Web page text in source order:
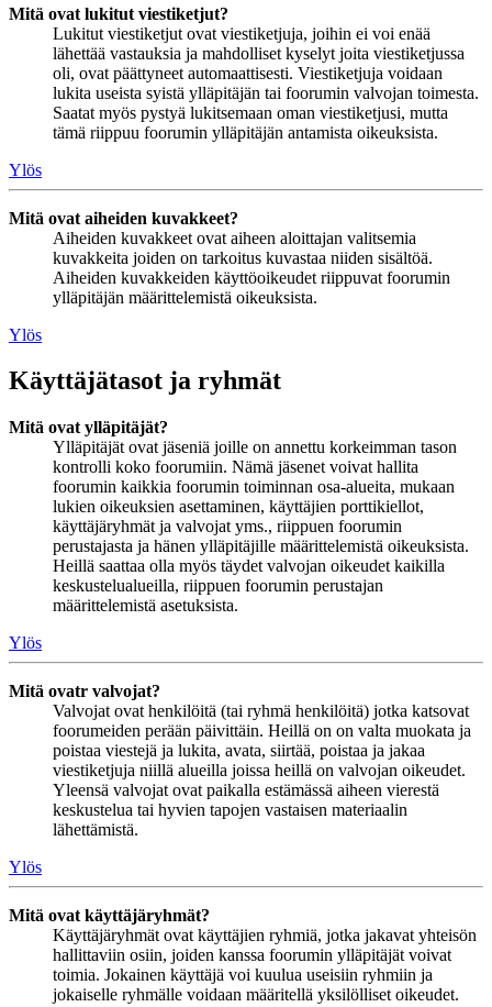
Mitä ovat lukitut viestiketjut?
Lukitut viestiketjut ovat viestiketjuja, joihin ei voi enää
lähettää vastauksia ja mahdolliset kyselyt joita viestiketjussa
oli, ovat päättyneet automaattisesti. Viestiketjuja voidaan
lukita useista syistä ylläpitäjän tai foorumin valvojan toimesta.
Saatat myös pystyä lukitsemaan oman viestiketjusi, mutta
tämä riippuu foorumin ylläpitäjän antamista oikeuksista.
Ylös
Mitä ovat aiheiden kuvakkeet?
Aiheiden kuvakkeet ovat aiheen aloittajan valitsemia
kuvakkeita joiden on tarkoitus kuvastaa niiden sisältöä.
Aiheiden kuvakkeiden käyttöoikeudet riippuvat foorumin
ylläpitäjän määrittelemistä oikeuksista.
Ylös
Käyttäjätasot ja ryhmät
Mitä ovat ylläpitäjät?
Ylläpitäjät ovat jäseniä joille on annettu korkeimman tason
kontrolli koko foorumiin. Nämä jäsenet voivat hallita
foorumin kaikkia foorumin toiminnan osa-alueita, mukaan
lukien oikeuksien asettaminen, käyttäjien porttikiellot,
käyttäjäryhmät ja valvojat yms., riippuen foorumin
perustajasta ja hänen ylläpitäjille määrittelemistä oikeuksista.
Heillä saattaa olla myös täydet valvojan oikeudet kaikilla
keskustelualueilla, riippuen foorumin perustajan
määrittelemistä asetuksista.
Ylös
Mitä ovatr valvojat?
Valvojat ovat henkilöitä (tai ryhmä henkilöitä) jotka katsovat
foorumeiden perään päivittäin. Heillä on on valta muokata ja
poistaa viestejä ja lukita, avata, siirtää, poistaa ja jakaa
viestiketjuja niillä alueilla joissa heillä on valvojan oikeudet.
Yleensä valvojat ovat paikalla estämässä aiheen vierestä
keskustelua tai hyvien tapojen vastaisen materiaalin
lähettämistä.
Ylös
Mitä ovat käyttäjäryhmät?
Käyttäjäryhmät ovat käyttäjien ryhmiä, jotka jakavat yhteisön
hallittaviin osiin, joiden kanssa foorumin ylläpitäjät voivat
toimia. Jokainen käyttäjä voi kuulua useisiin ryhmiin ja
jokaiselle ryhmälle voidaan määritellä yksilölliset oikeudet.